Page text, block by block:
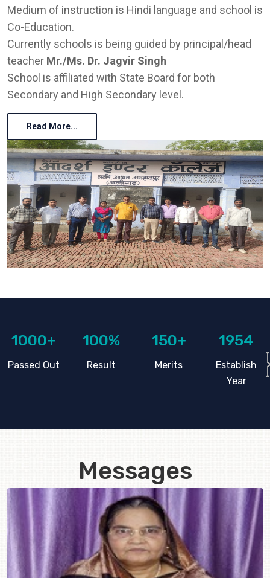
Medium of instruction is Hindi language and school is
Co-Education.
Currently schools is being guided by principal/head
teacher Mr./Ms. Dr. Jagvir Singh
School is affiliated with State Board for both
Secondary and High Secondary level.
Read More...
1000+
Passed Out
100%
Result
150+
Merits
1954
Establish
Year
Messages